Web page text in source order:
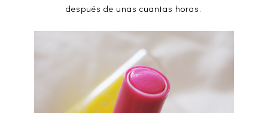
después de unas cuantas horas.